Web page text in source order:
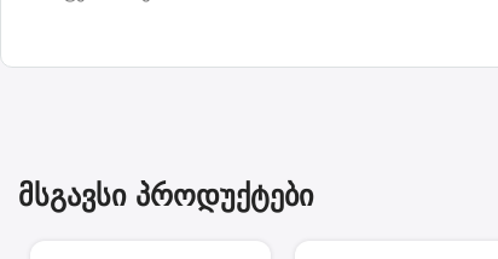
მსგავსი პროდუქტები